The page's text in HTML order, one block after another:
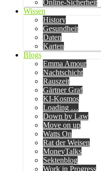
Online-Sicherheit
Wissen
History
Gesundheit
Daten
Karten
Blogs
Emma Amour
Nachtschicht
Rauszeit
Gärtner Graf
KI-Kosmos
Loading …
Down by Law
Move on up
Watts On
Rat der Weisen
MoneyTalks
Sektenblog
Work in Progress